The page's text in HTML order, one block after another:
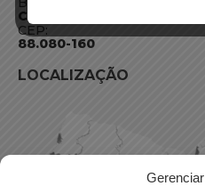
Coqueiros, Florianópolis SC
CEP:
88.080-160
LOCALIZAÇÃO